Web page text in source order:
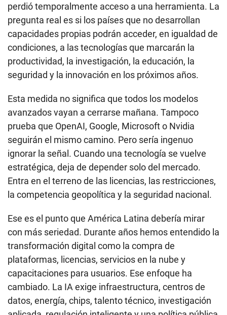
perdió temporalmente acceso a una herramienta. La
pregunta real es si los países que no desarrollan
capacidades propias podrán acceder, en igualdad de
condiciones, a las tecnologías que marcarán la
productividad, la investigación, la educación, la
seguridad y la innovación en los próximos años.
Esta medida no significa que todos los modelos
avanzados vayan a cerrarse mañana. Tampoco
prueba que OpenAI, Google, Microsoft o Nvidia
seguirán el mismo camino. Pero sería ingenuo
ignorar la señal. Cuando una tecnología se vuelve
estratégica, deja de depender solo del mercado.
Entra en el terreno de las licencias, las restricciones,
la competencia geopolítica y la seguridad nacional.
Ese es el punto que América Latina debería mirar
con más seriedad. Durante años hemos entendido la
transformación digital como la compra de
plataformas, licencias, servicios en la nube y
capacitaciones para usuarios. Ese enfoque ha
cambiado. La IA exige infraestructura, centros de
datos, energía, chips, talento técnico, investigación